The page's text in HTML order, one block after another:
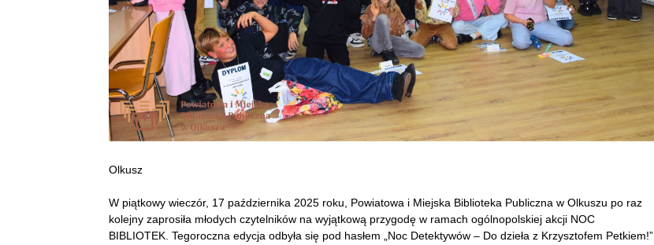
Olkusz
W piątkowy wieczór, 17 października 2025 roku, Powiatowa i Miejska Biblioteka Publiczna w Olkuszu po raz
kolejny zaprosiła młodych czytelników na wyjątkową przygodę w ramach ogólnopolskiej akcji NOC
BIBLIOTEK. Tegoroczna edycja odbyła się pod hasłem „Noc Detektywów – Do dzieła z Krzysztofem Petkiem!”